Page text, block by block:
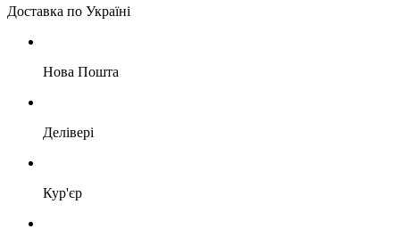
Доставка по Україні
Нова Пошта
Делівері
Кур'єр